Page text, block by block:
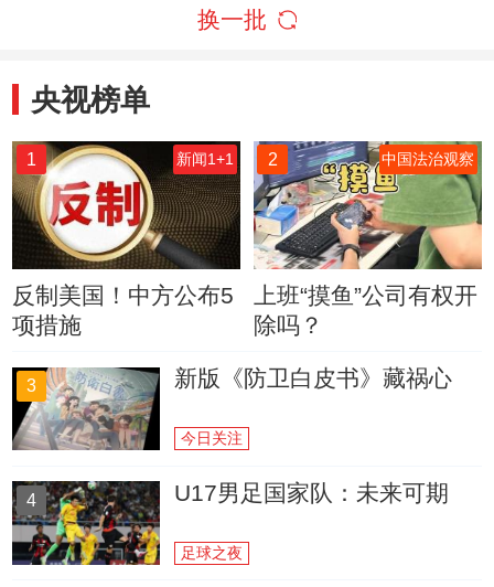
换一批
央视榜单
1 新闻1+1
反制美国！中方公布5
项措施
2 中国法治观察
上班“摸鱼”公司有权开
除吗？
3 新版《防卫白皮书》藏祸心
今日关注
4 U17男足国家队：未来可期
足球之夜